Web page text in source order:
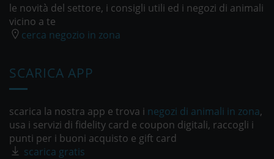
le novità del settore, i consigli utili ed i negozi di animali
vicino a te
cerca negozio in zona
SCARICA APP
scarica la nostra app e trova i negozi di animali in zona,
usa i servizi di fidelity card e coupon digitali, raccogli i
punti per i buoni acquisto e gift card
scarica gratis